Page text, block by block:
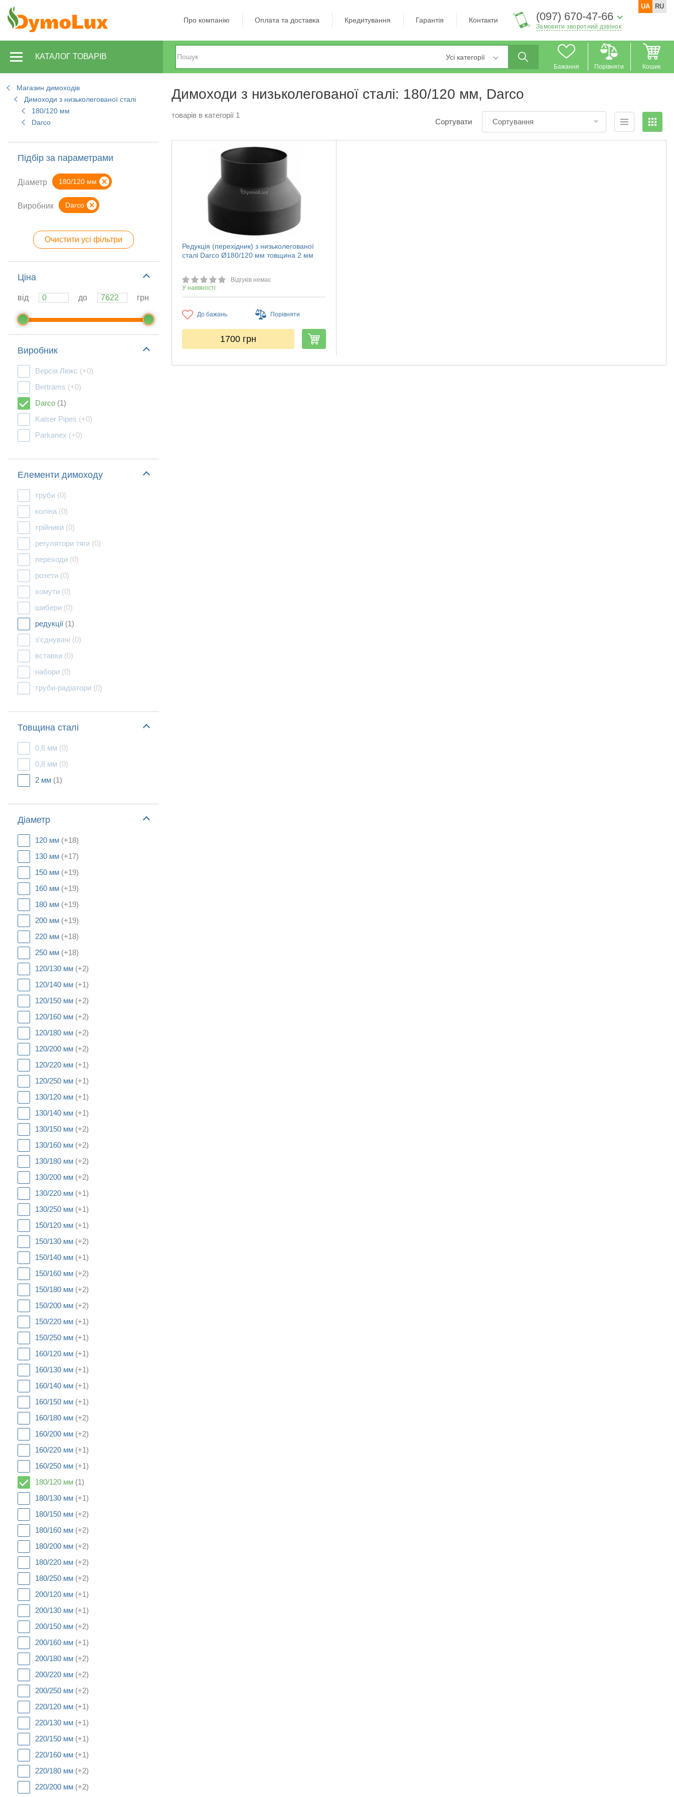
Про компанію Оплата та доставка Кредитування Гарантія Контакти (097) 670-47-66
Замовити зворотний дзвінок
UA RU
КАТАЛОГ ТОВАРІВ Усі категорії
Бажання Порівняти Кошик
Магазин димоходів
Димоходи з низьколегованої сталі
180/120 мм
Darco
Підбір за параметрами
Діаметр 180/120 мм
Виробник Darco
Очистити усі фільтри
Ціна
від до грн
Виробник
Версія Люкс (+0)
Bertrams (+0)
Darco (1)
Kaiser Pipes (+0)
Parkanex (+0)
Елементи димоходу
труби (0)
коліна (0)
трійники (0)
регулятори тяги (0)
переходи (0)
розети (0)
хомути (0)
шибери (0)
редукції (1)
з'єднувачі (0)
вставки (0)
набори (0)
труби-радіатори (0)
Товщина сталі
0,6 мм (0)
0,8 мм (0)
2 мм (1)
Діаметр
120 мм (+18)
130 мм (+17)
150 мм (+19)
160 мм (+19)
180 мм (+19)
200 мм (+19)
220 мм (+18)
250 мм (+18)
120/130 мм (+2)
120/140 мм (+1)
120/150 мм (+2)
120/160 мм (+2)
120/180 мм (+2)
120/200 мм (+2)
120/220 мм (+1)
120/250 мм (+1)
130/120 мм (+1)
130/140 мм (+1)
130/150 мм (+2)
130/160 мм (+2)
130/180 мм (+2)
130/200 мм (+2)
130/220 мм (+1)
130/250 мм (+1)
150/120 мм (+1)
150/130 мм (+2)
150/140 мм (+1)
150/160 мм (+2)
150/180 мм (+2)
150/200 мм (+2)
150/220 мм (+1)
150/250 мм (+1)
160/120 мм (+1)
160/130 мм (+1)
160/140 мм (+1)
160/150 мм (+1)
160/180 мм (+2)
160/200 мм (+2)
160/220 мм (+1)
160/250 мм (+1)
180/120 мм (1)
180/130 мм (+1)
180/150 мм (+2)
180/160 мм (+2)
180/200 мм (+2)
180/220 мм (+2)
180/250 мм (+2)
200/120 мм (+1)
200/130 мм (+1)
200/150 мм (+2)
200/160 мм (+1)
200/180 мм (+2)
200/220 мм (+2)
200/250 мм (+2)
220/120 мм (+1)
220/130 мм (+1)
220/150 мм (+1)
220/160 мм (+1)
220/180 мм (+2)
220/200 мм (+2)
Димоходи з низьколегованої сталі: 180/120 мм, Darco
товарів в категорії 1
Сортувати Сортування
Редукція (перехідник) з низьколегованої
сталі Darco Ø180/120 мм товщина 2 мм
Відгуків немає
У наявності
До бажань Порівняти
1700 грн